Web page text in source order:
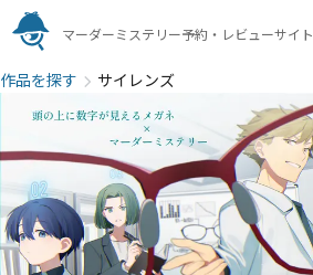
マーダーミステリー予約・レビューサイト
作品を探す サイレンズ